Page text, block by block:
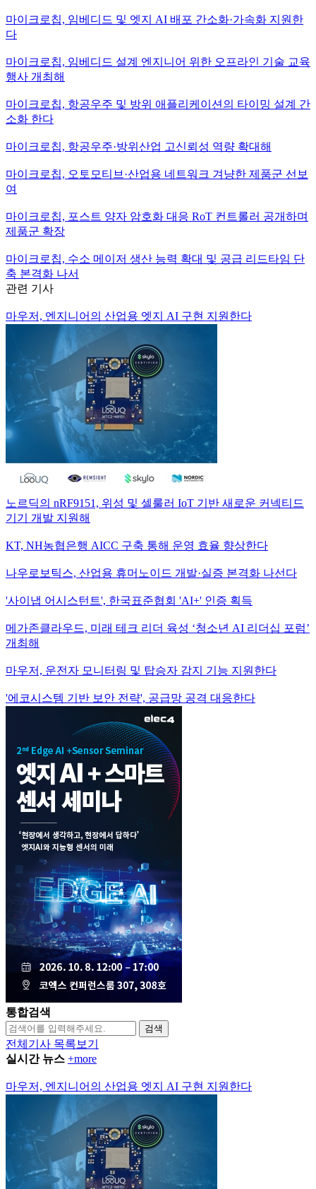
마이크로칩, 임베디드 및 엣지 AI 배포 간소화·가속화 지원한
다
마이크로칩, 임베디드 설계 엔지니어 위한 오프라인 기술 교육
행사 개최해
마이크로칩, 항공우주 및 방위 애플리케이션의 타이밍 설계 간
소화 한다
마이크로칩, 항공우주·방위산업 고신뢰성 역량 확대해
마이크로칩, 오토모티브·산업용 네트워크 겨냥한 제품군 선보
여
마이크로칩, 포스트 양자 암호화 대응 RoT 컨트롤러 공개하며
제품군 확장
마이크로칩, 수소 메이저 생산 능력 확대 및 공급 리드타임 단
축 본격화 나서
관련 기사
마우저, 엔지니어의 산업용 엣지 AI 구현 지원한다
노르딕의 nRF9151, 위성 및 셀룰러 IoT 기반 새로운 커넥티드
기기 개발 지원해
KT, NH농협은행 AICC 구축 통해 운영 효율 향상한다
나우로보틱스, 산업용 휴머노이드 개발·실증 본격화 나선다
'사이냅 어시스턴트', 한국표준협회 'AI+' 인증 획득
메가존클라우드, 미래 테크 리더 육성 ‘청소년 AI 리더십 포럼’
개최해
마우저, 운전자 모니터링 및 탑승자 감지 기능 지원한다
'에코시스템 기반 보안 전략', 공급망 공격 대응한다
통합검색
검색
전체기사 목록보기
실시간 뉴스 +more
마우저, 엔지니어의 산업용 엣지 AI 구현 지원한다